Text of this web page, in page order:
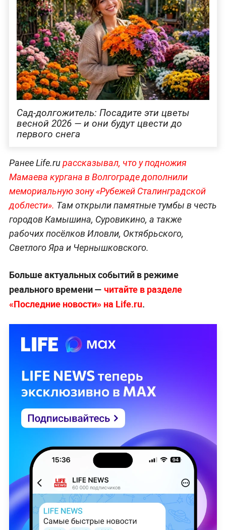
Сад-долгожитель: Посадите эти цветы
весной 2026 — и они будут цвести до
первого снега
Ранее Life.ruрассказывал, что у подножия
Мамаева кургана в Волгограде дополнили
мемориальную зону «Рубежей Сталинградской
доблести». Там открыли памятные тумбы в честь
городов Камышина, Суровикино, а также
рабочих посёлков Иловли, Октябрьского,
Светлого Яра и Чернышковского.
Больше актуальных событий в режиме
реального времени — читайте в разделе
«Последние новости» на Life.ru.